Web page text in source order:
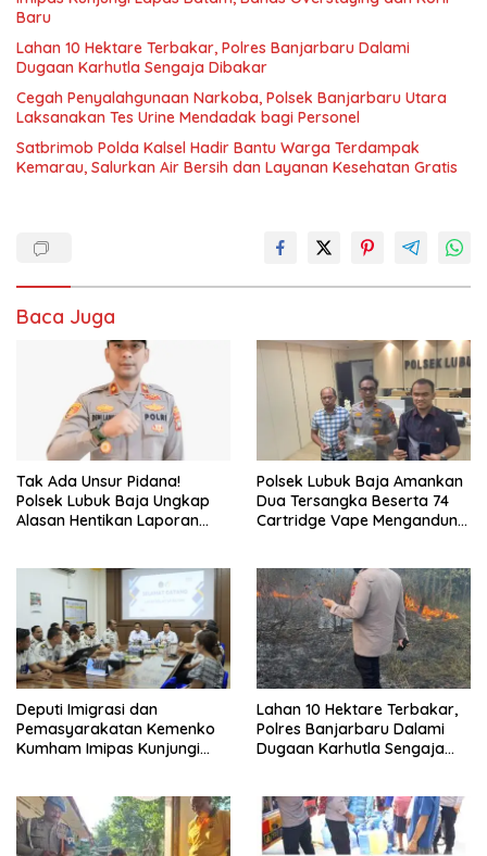
Baru
Lahan 10 Hektare Terbakar, Polres Banjarbaru Dalami
Dugaan Karhutla Sengaja Dibakar
Cegah Penyalahgunaan Narkoba, Polsek Banjarbaru Utara
Laksanakan Tes Urine Mendadak bagi Personel
Satbrimob Polda Kalsel Hadir Bantu Warga Terdampak
Kemarau, Salurkan Air Bersih dan Layanan Kesehatan Gratis
Baca Juga
Tak Ada Unsur Pidana!
Polsek Lubuk Baja Ungkap
Alasan Hentikan Laporan
Polsek Lubuk Baja Amankan
Dua Tersangka Beserta 74
Cartridge Vape Mengandung
Deputi Imigrasi dan
Pemasyarakatan Kemenko
Kumham Imipas Kunjungi
Lahan 10 Hektare Terbakar,
Polres Banjarbaru Dalami
Dugaan Karhutla Sengaja